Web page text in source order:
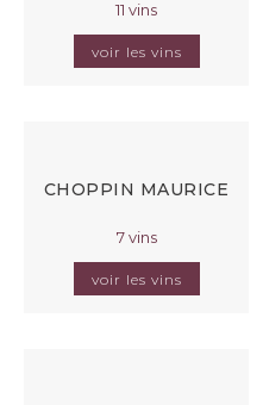
11 vins
voir les vins
CHOPPIN MAURICE
7 vins
voir les vins